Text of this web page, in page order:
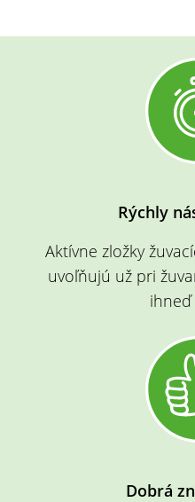
Rýchly
Aktívne zložky
uvoľňujú už pri
ihneď
Dobrá